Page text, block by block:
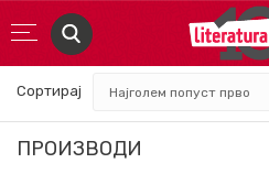
ПРОИЗВОДИ
Сортирај